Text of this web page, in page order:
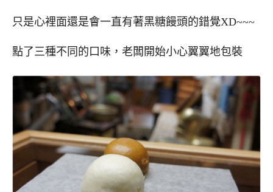
只是心裡面還是會一直有著黑糖饅頭的錯覺XD~~~
點了三種不同的口味，老闆開始小心翼翼地包裝